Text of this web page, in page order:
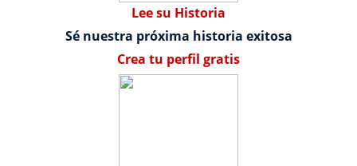
Lee su Historia
Sé nuestra próxima historia exitosa
Crea tu perfil gratis